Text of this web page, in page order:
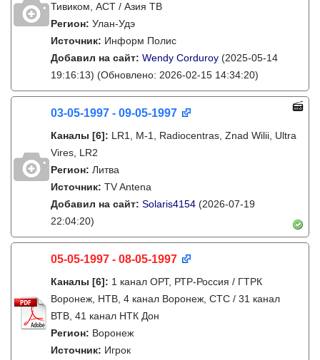
Тивиком, АСТ / Азия ТВ
Регион: Улан-Удэ
Источник: Информ Полис
Добавил на сайт: Wendy Corduroy (2025-05-14
19:16:13) (Обновлено: 2026-02-15 14:34:20)
03-05-1997 - 09-05-1997
Каналы [6]: LR1, M-1, Radiocentras, Znad Wilii, Ultra
Vires, LR2
Регион: Литва
Источник: TV Antena
Добавил на сайт: Solaris4154 (2026-07-19
22:04:20)
05-05-1997 - 08-05-1997
Каналы [6]: 1 канал ОРТ, РТР-Россия / ГТРК
Воронеж, НТВ, 4 канал Воронеж, СТС / 31 канал
ВТВ, 41 канал НТК Дон
Регион: Воронеж
Источник: Игрок